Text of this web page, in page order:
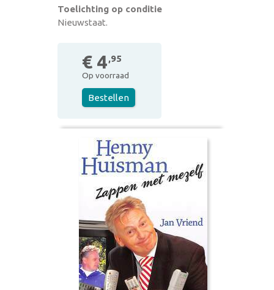
Toelichting op conditie
Nieuwstaat.
€ 4,95
Op voorraad
Bestellen